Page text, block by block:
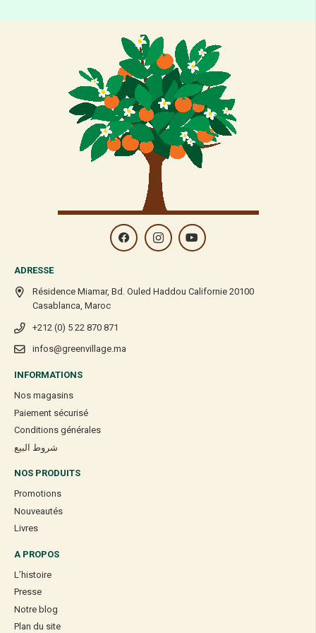
complètes sont de bonnes sources de calcium. Alors, faut-il courir
acheter un sac de kiwis pour une collation avant le coucher ? Une
étude ne peut pas nous dire tout ce que nous devons savoir sur l’effet
de la consommation de kiwis sur le sommeil. D’autres études devront
être menées pour confirmer et développer ces premiers résultats très
intéressants. Cela dit, il ne fait aucun doute qu’un régime riche en
vitamines, pauvre en graisses et en sucres est bénéfique pour le
sommeil. Et la possibilité d’exploiter le pouvoir de certains aliments
comme le kiwi comme traitement naturel, peu coûteux, non
pharmacologique et direct du sommeil est passionnante et mérite
d’être approfondie.Faites de beaux rêves !
ADRESSE
Résidence Miamar, Bd. Ouled Haddou Californie 20100
Casablanca, Maroc
+212 (0) 5 22 870 871
infos@greenvillage.ma
INFORMATIONS
Nos magasins
Paiement sécurisé
Conditions générales
شروط البيع
NOS PRODUITS
Promotions
Nouveautés
Livres
A PROPOS
L’histoire
Presse
Notre blog
Plan du site